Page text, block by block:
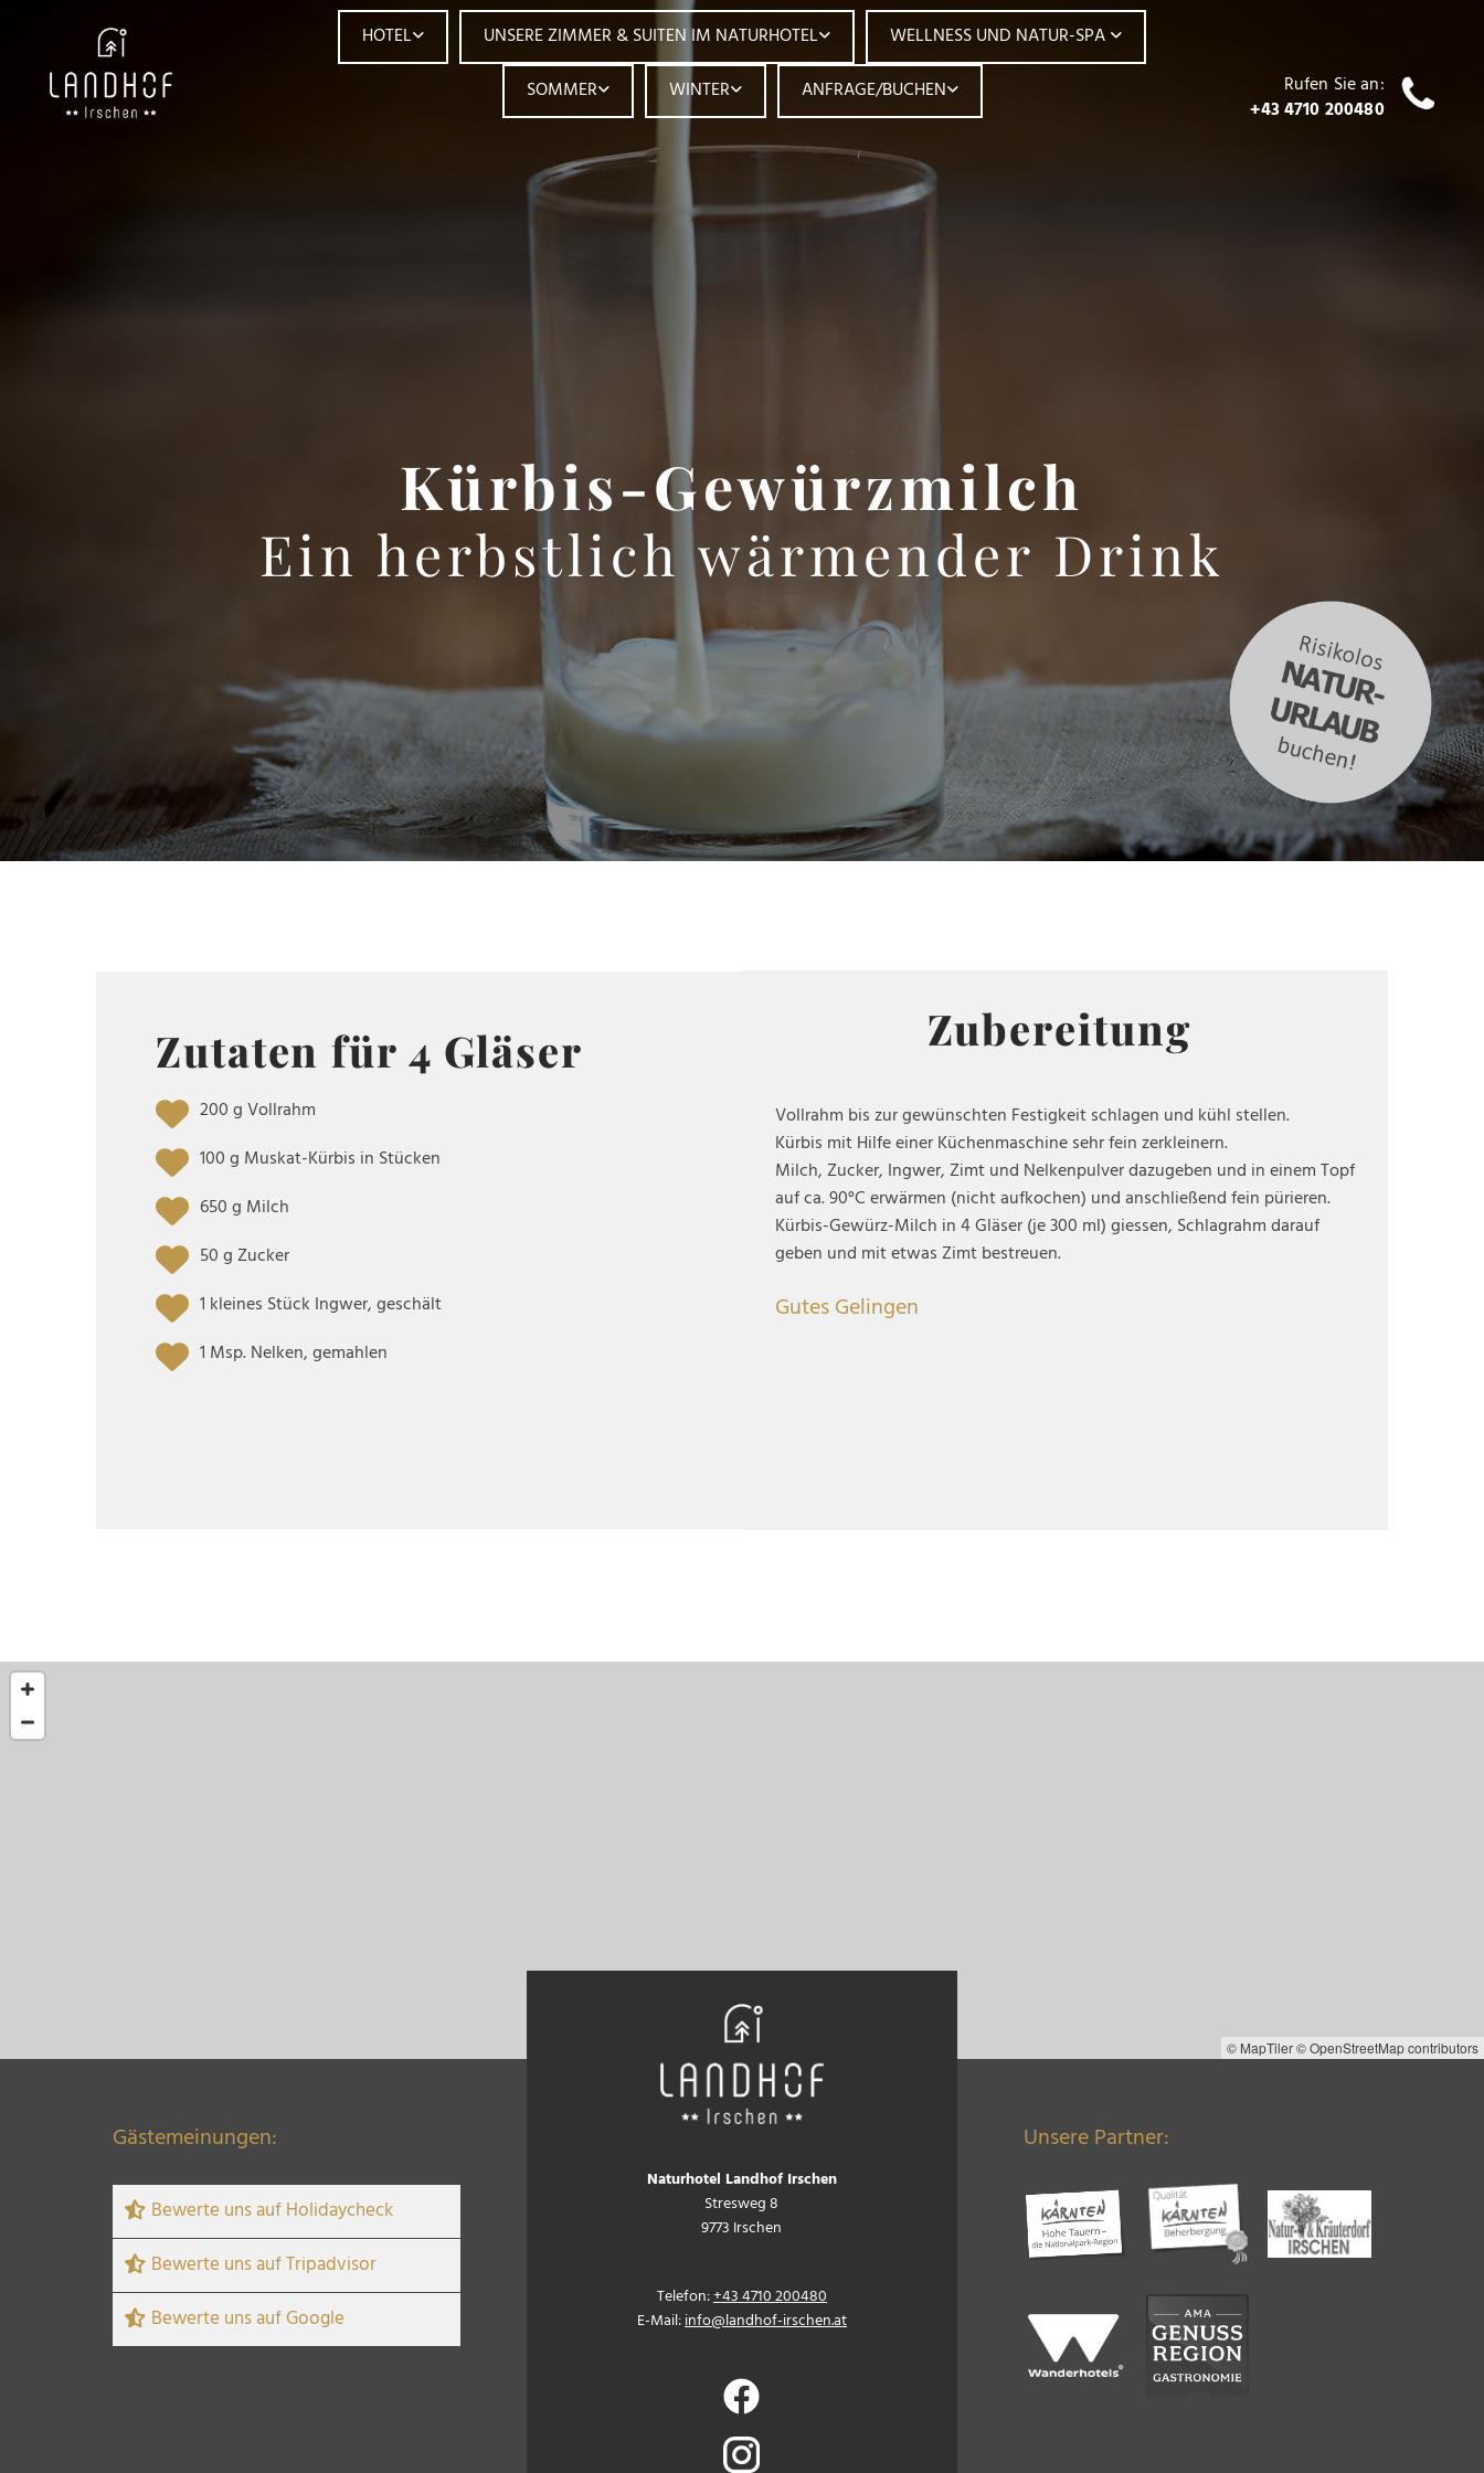
HOTEL UNSERE ZIMMER & SUITEN IM NATURHOTEL
WELLNESS UND NATUR-SPA
SOMMER
WINTER ANFRAGE/BUCHEN
Rufen Sie an:
+43 4710 200480
Kürbis-Gewürzmilch
Ein herbstlich wärmender Drink
Zutaten für 4 Gläser
200 g Vollrahm
100 g Muskat-Kürbis in Stücken
650 g Milch
50 g Zucker
1 kleines Stück Ingwer, geschält
1 Msp. Nelken, gemahlen
Zubereitung
Vollrahm bis zur gewünschten Festigkeit schlagen und kühl stellen.
Kürbis mit Hilfe einer Küchenmaschine sehr fein zerkleinern.
Milch, Zucker, Ingwer, Zimt und Nelkenpulver dazugeben und in einem Topf
auf ca. 90°C erwärmen (nicht aufkochen) und anschließend fein pürieren.
Kürbis-Gewürz-Milch in 4 Gläser (je 300 ml) giessen, Schlagrahm darauf
geben und mit etwas Zimt bestreuen.
Gutes Gelingen
© MapTiler© OpenStreetMap contributors
Gästemeinungen:
Bewerte uns auf Holidaycheck
Bewerte uns auf Tripadvisor
Bewerte uns auf Google
Naturhotel Landhof Irschen
Stresweg 8
9773 Irschen
Telefon:+43 4710 200480
E-Mail:info@landhof-irschen.at
Unsere Partner: